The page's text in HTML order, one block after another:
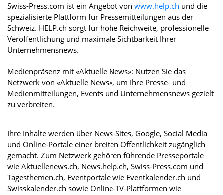
Swiss-Press.com ist ein Angebot von www.help.ch und die
spezialisierte Plattform für Pressemitteilungen aus der
Schweiz. HELP.ch sorgt für hohe Reichweite, professionelle
Veröffentlichung und maximale Sichtbarkeit Ihrer
Unternehmensnews.
Medienpräsenz mit «Aktuelle News»: Nutzen Sie das
Netzwerk von «Aktuelle News», um Ihre Presse- und
Medienmitteilungen, Events und Unternehmensnews gezielt
zu verbreiten.
Ihre Inhalte werden über News-Sites, Google, Social Media
und Online-Portale einer breiten Öffentlichkeit zugänglich
gemacht. Zum Netzwerk gehören führende Presseportale
wie Aktuellenews.ch, News.help.ch, Swiss-Press.com und
Tagesthemen.ch, Eventportale wie Eventkalender.ch und
Swisskalender.ch sowie Online-TV-Plattformen wie